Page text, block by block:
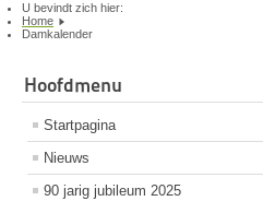
U bevindt zich hier:
Home
Damkalender
Hoofdmenu
Startpagina
Nieuws
90 jarig jubileum 2025